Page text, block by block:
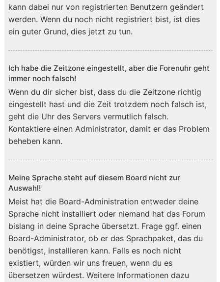
kann dabei nur von registrierten Benutzern geändert
werden. Wenn du noch nicht registriert bist, ist dies
ein guter Grund, dies jetzt zu tun.
Ich habe die Zeitzone eingestellt, aber die Forenuhr geht
immer noch falsch!
Wenn du dir sicher bist, dass du die Zeitzone richtig
eingestellt hast und die Zeit trotzdem noch falsch ist,
geht die Uhr des Servers vermutlich falsch.
Kontaktiere einen Administrator, damit er das Problem
beheben kann.
Meine Sprache steht auf diesem Board nicht zur
Auswahl!
Meist hat die Board-Administration entweder deine
Sprache nicht installiert oder niemand hat das Forum
bislang in deine Sprache übersetzt. Frage ggf. einen
Board-Administrator, ob er das Sprachpaket, das du
benötigst, installieren kann. Falls es noch nicht
existiert, würden wir uns freuen, wenn du es
übersetzen würdest. Weitere Informationen dazu